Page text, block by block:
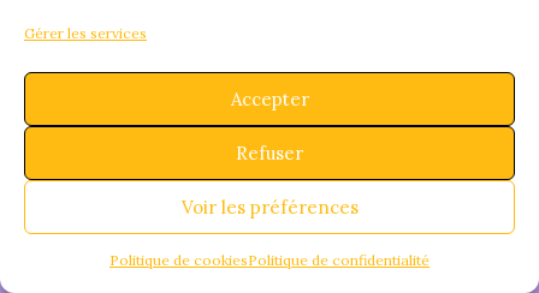
Gérer les services
Accepter
Refuser
Voir les préférences
Politique de cookiesPolitique de confidentialité